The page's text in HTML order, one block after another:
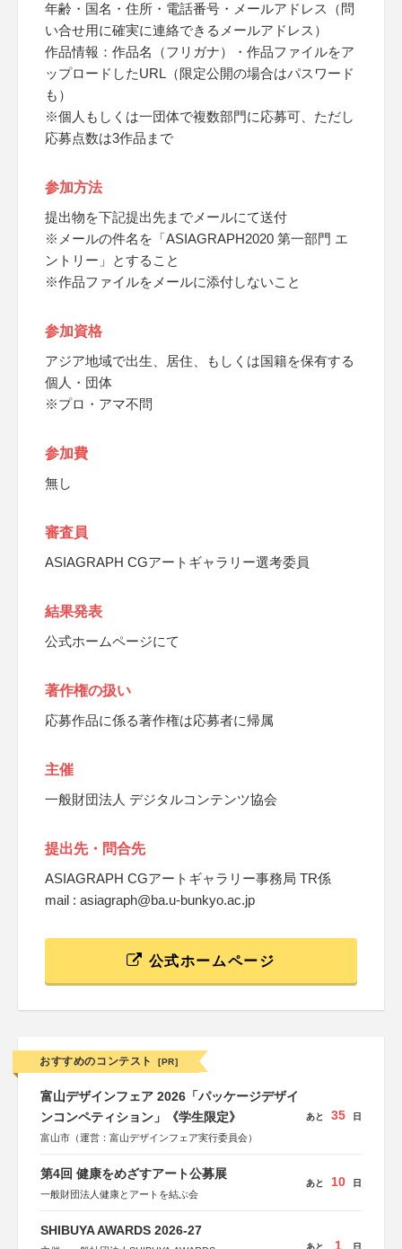
年齢・国名・住所・電話番号・メールアドレス（問
い合せ用に確実に連絡できるメールアドレス）
作品情報：作品名（フリガナ）・作品ファイルをア
ップロードしたURL（限定公開の場合はパスワード
も）
※個人もしくは一団体で複数部門に応募可、ただし
応募点数は3作品まで
参加方法
提出物を下記提出先までメールにて送付
※メールの件名を「ASIAGRAPH2020 第一部門 エ
ントリー」とすること
※作品ファイルをメールに添付しないこと
参加資格
アジア地域で出生、居住、もしくは国籍を保有する
個人・団体
※プロ・アマ不問
参加費
無し
審査員
ASIAGRAPH CGアートギャラリー選考委員
結果発表
公式ホームページにて
著作権の扱い
応募作品に係る著作権は応募者に帰属
主催
一般財団法人 デジタルコンテンツ協会
提出先・問合先
ASIAGRAPH CGアートギャラリー事務局 TR係
mail : asiagraph@ba.u-bunkyo.ac.jp
公式ホームページ
おすすめのコンテスト [PR]
富山デザインフェア 2026「パッケージデザイ
ンコンペティション」《学生限定》
富山市（運営：富山デザインフェア実行委員会）
あと 35 日
第4回 健康をめざすアート公募展
一般財団法人健康とアートを結ぶ会
あと 10 日
SHIBUYA AWARDS 2026-27
あと 1 日